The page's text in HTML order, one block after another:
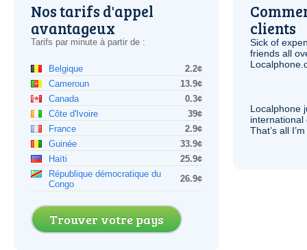
Nos tarifs d'appel
avantageux
Tarifs par minute à partir de :
Belgique
2.2¢
Cameroun
13.9¢
Canada
0.3¢
Côte d'Ivoire
39¢
France
2.9¢
Guinée
33.9¢
Haïti
25.9¢
République démocratique du
Congo
26.9¢
Trouver votre pays
clients
Sick of
friends all
Localphone
international
That’s all